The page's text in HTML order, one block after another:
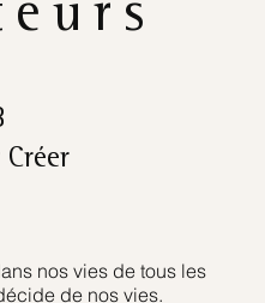
Créer
nos vies de tous les
de nos vies.